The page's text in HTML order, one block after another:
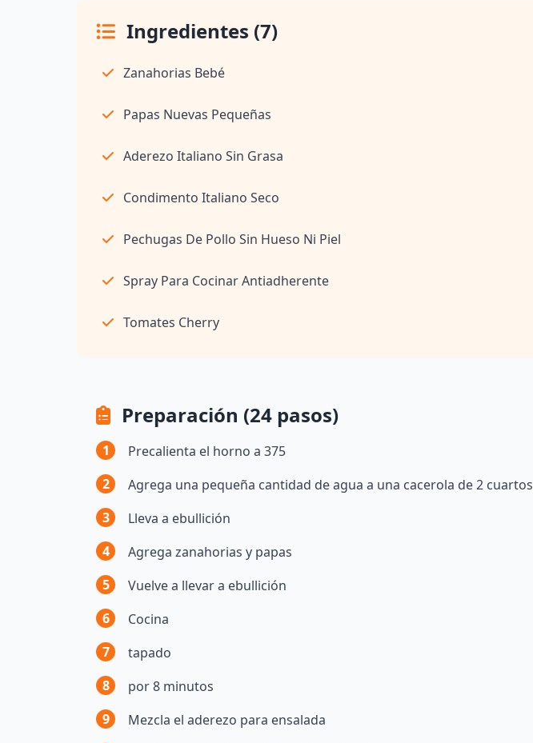
Ingredientes (7)
Zanahorias Bebé
Papas Nuevas Pequeñas
Aderezo Italiano Sin Grasa
Condimento Italiano Seco
Pechugas De Pollo Sin Hueso Ni Piel
Spray Para Cocinar Antiadherente
Tomates Cherry
Preparación (24 pasos)
1
Precalienta el horno a 375
2
Agrega una pequeña cantidad de agua a una cacerola de 2 cuartos
3
Lleva a ebullición
4
Agrega zanahorias y papas
5
Vuelve a llevar a ebullición
6
Cocina
7
tapado
8
por 8 minutos
9
Mezcla el aderezo para ensalada